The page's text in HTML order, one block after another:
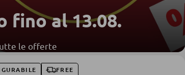
fino al 13.08.
le offerte
FREE